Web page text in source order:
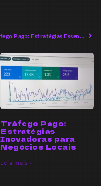
Tráfego Pago: Estratégias Essenciais para Aumentar Resultados
Tráfego Pago:
Estratégias
Inovadoras para
Negócios Locais
Leia mais »